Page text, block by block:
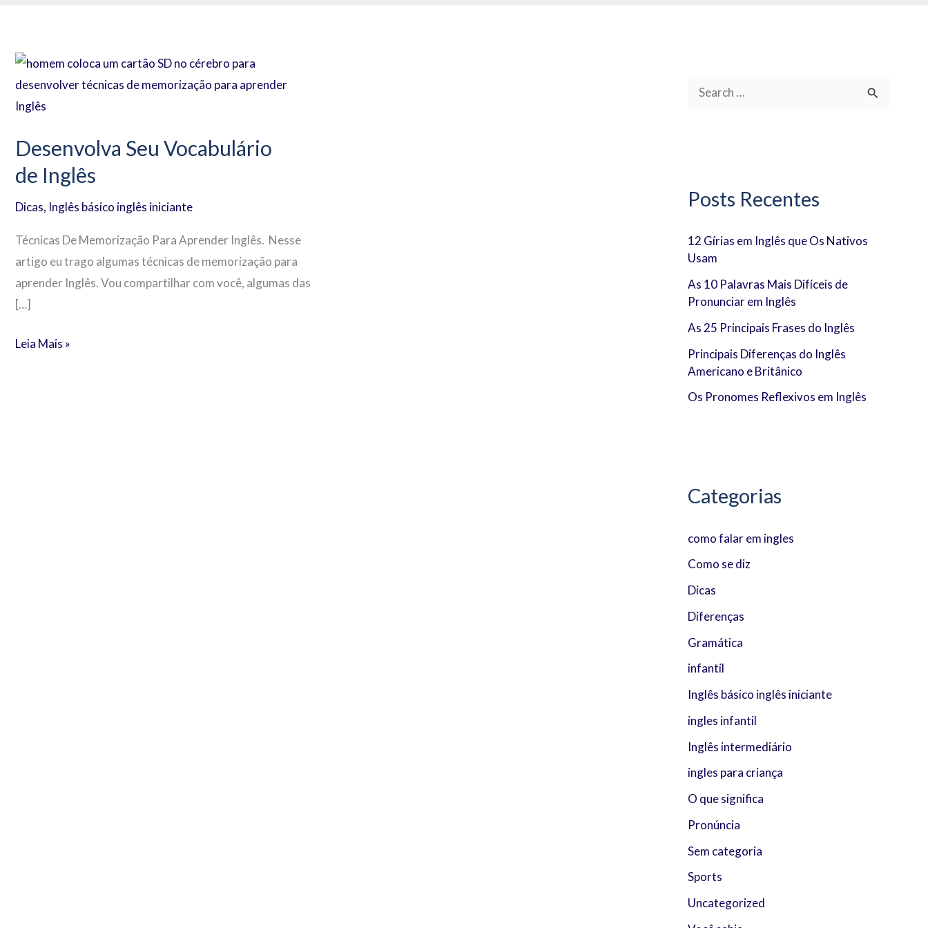
Desenvolva Seu Vocabulário
de Inglês
Dicas, Inglês básico inglês iniciante
Técnicas De Memorização Para Aprender Inglês. Nesse
artigo eu trago algumas técnicas de memorização para
aprender Inglês. Vou compartilhar com você, algumas das
[…]
Desenvolva
Seu
Vocabulário
Leia Mais »
u
s
a
r
p
o
r
:
Posts Recentes
12 Gírias em Inglês que Os Nativos
Usam
As 10 Palavras Mais Difíceis de
Pronunciar em Inglês
As 25 Principais Frases do Inglês
Principais Diferenças do Inglês
Americano e Britânico
Os Pronomes Reflexivos em Inglês
Categorias
como falar em ingles
Como se diz
Dicas
Diferenças
Gramática
infantil
Inglês básico inglês iniciante
ingles infantil
Inglês intermediário
ingles para criança
O que significa
Pronúncia
Sem categoria
Sports
Uncategorized